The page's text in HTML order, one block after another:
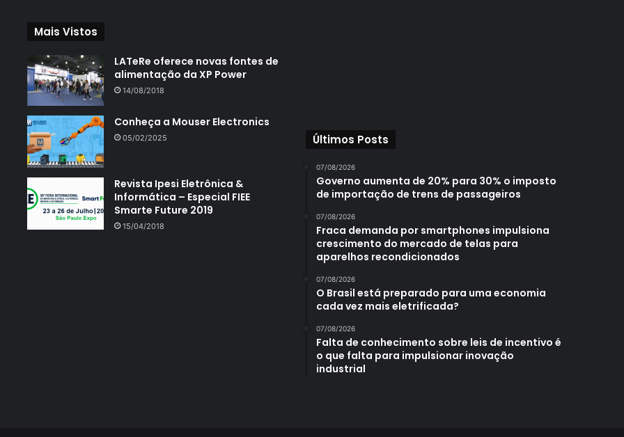
Mais Vistos
LATeRe oferece novas fontes de
alimentação da XP Power
14/08/2018
Conheça a Mouser Electronics
05/02/2025
Revista Ipesi Eletrônica &
Informática – Especial FIEE
Smarte Future 2019
15/04/2018
Últimos Posts
07/08/2026
Governo aumenta de 20% para 30% o imposto
de importação de trens de passageiros
07/08/2026
Fraca demanda por smartphones impulsiona
crescimento do mercado de telas para
aparelhos recondicionados
07/08/2026
O Brasil está preparado para uma economia
cada vez mais eletrificada?
07/08/2026
Falta de conhecimento sobre leis de incentivo é
o que falta para impulsionar inovação
industrial